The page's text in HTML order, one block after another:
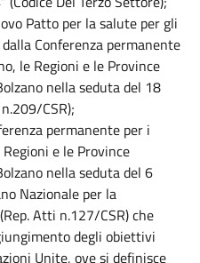
Patto per la salute per gli
Conferenza permanente
le Regioni e le Province
nella seduta del 18
CSR);
permanente per i
e le Province
nella seduta del 6
Nazionale per la
Atti n.127/CSR) che
degli obiettivi
Unite, ove si definisce